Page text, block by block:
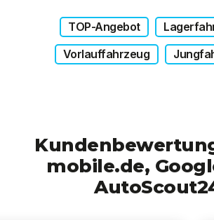
TOP-Angebot
Vorlauffahrzeug
mobile.de,